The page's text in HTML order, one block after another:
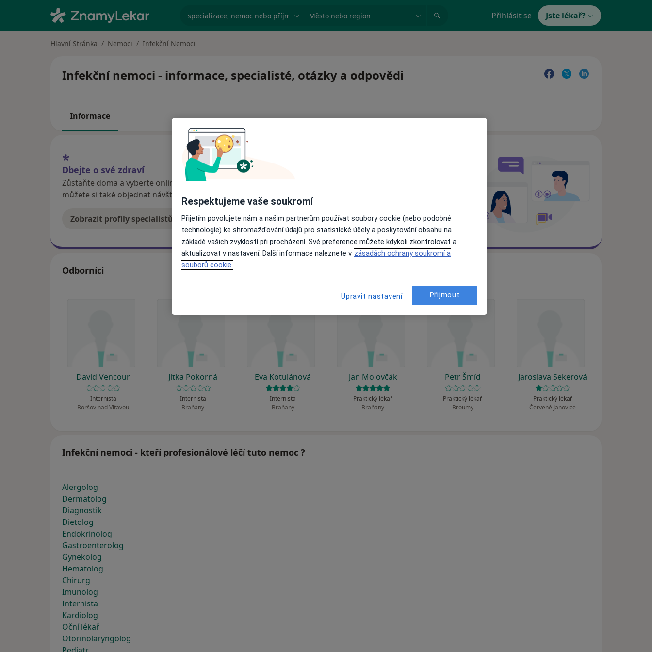
specializace, nemoc nebo příjmení Město nebo region Přihlásit se Jste lékař?
Hlavní Stránka Nemoci Infekční Nemoci
Infekční nemoci - informace, specialisté, otázky a odpovědi
Informace
Dbejte o své zdraví
Zůstaňte doma a vyberte online konzultaci pro zahájení nebo pokračování léčby. Pokud to potřebujete,
můžete si také objednat návštěvu v ordinaci.
Zobrazit profily specialistů Jak to funguje?
Odborníci
David Vencour
Internista
Boršov nad Vltavou
Jitka Pokorná
Internista
Braňany
Eva Kotulánová
Internista
Braňany
Jan Molovčák
Praktický lékař
Braňany
Petr Šmíd
Praktický lékař
Broumy
Jaroslava Sekerová
Praktický lékař
Červené Janovice
Infekční nemoci - kteří profesionálové léčí tuto nemoc ?
Alergolog
Dermatolog
Diagnostik
Dietolog
Endokrinolog
Gastroenterolog
Gynekolog
Hematolog
Chirurg
Imunolog
Internista
Kardiolog
Oční lékař
Otorinolaryngolog
Respektujeme vaše soukromí
Přijetím povolujete nám a našim partnerům používat soubory cookie (nebo podobné
technologie) ke shromažďování údajů pro statistické účely a poskytování obsahu na
základě vašich zvyklostí při procházení. Své preference můžete kdykoli zkontrolovat a
aktualizovat v nastavení. Další informace naleznete v zásadách ochrany soukromí a
souborů cookie.
Upravit nastavení Přijmout